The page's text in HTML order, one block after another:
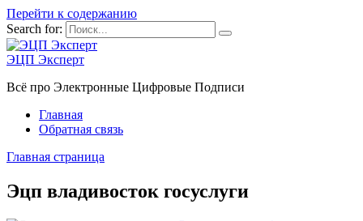
Перейти к содержанию
Search for:
ЭЦП Эксперт
Всё про Электронные Цифровые Подписи
Главная
Обратная связь
Главная страница
Эцп владивосток госуслуги